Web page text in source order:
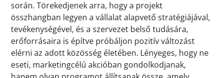
során. Törekedjenek arra, hogy a projekt
összhangban legyen a vállalat alapvető stratégiájával,
tevékenységével, és a szervezet belső tudására,
erőforrásaira is építve próbáljon pozitív változást
elérni az adott közösség életében. Lényeges, hogy ne
eseti, marketingcélú akcióban gondolkodjanak,